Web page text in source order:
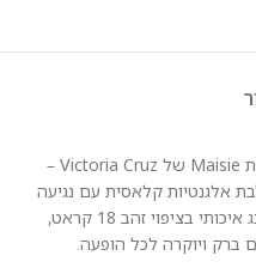
הכירו את הטבעת המרהיבה מקולקציית Maisie של Victoria Cruz –
אלגנטיות קלאסית עם נגיעה
מודרנית. הטבעת עשויה מכסף סטרלינג איכותי בציפוי זהב 18 קראט,
ברק ויוקרה לכל הופעה.